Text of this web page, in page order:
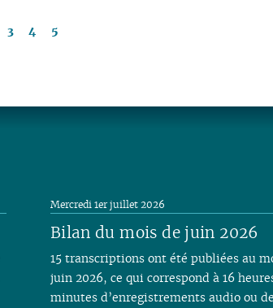
3 4 5
Bilan du mois de juin 2026
Mercredi 1er juillet 2026
15 transcriptions ont été publiées au
juin 2026, ce qui correspond à 16
minutes d’enregistrements audio ou de